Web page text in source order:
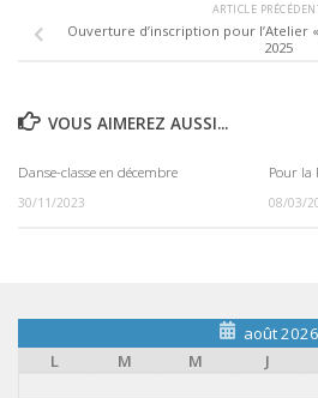
ARTICLE
Ouverture d’inscription pour l’Atelier
2025
VOUS AIMEREZ AUSSI...
Danse-classe en décembre
30/11/2023
Pour la
08/03/
août 2026
L
M M J